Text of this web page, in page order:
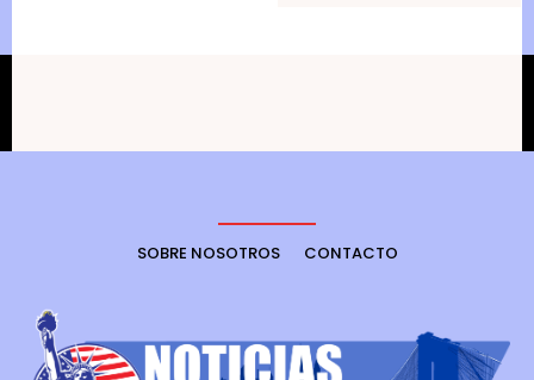
SOBRE NOSOTROS CONTACTO